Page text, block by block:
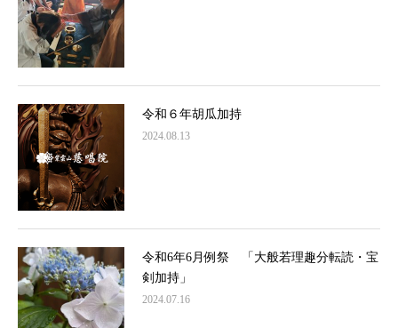
令和６年胡瓜加持
2024.08.13
令和6年6月例祭 「大般若理趣分転読・宝
剣加持」
2024.07.16